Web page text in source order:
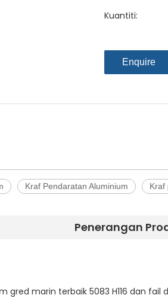
Kuantiti:
Enquire
Kraf Pendaratan Aluminium Kraf
Penerangan
gred marin terbaik 5083 H116 dan fail